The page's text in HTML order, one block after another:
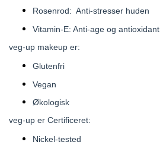
Rosenrod: Anti-stresser huden
Vitamin-E: Anti-age og antioxidant
veg-up makeup er:
Glutenfri
Vegan
Økologisk
veg-up er Certificeret:
Nickel-tested